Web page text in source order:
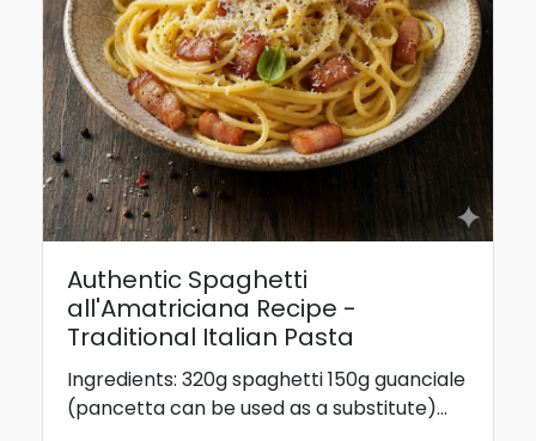
Authentic Spaghetti
all'Amatriciana Recipe -
Traditional Italian Pasta
Ingredients: 320g spaghetti 150g guanciale
(pancetta can be used as a substitute)...